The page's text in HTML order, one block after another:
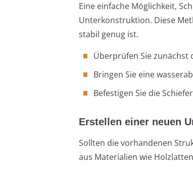
Eine einfache Möglichkeit,
Unterkonstruktion. Diese
stabil genug ist.
Überprüfen Sie
Bringen Sie eine
Befestigen Sie die
Erstellen einer neuen
Sollten die vorhandenen
aus Materialien wie